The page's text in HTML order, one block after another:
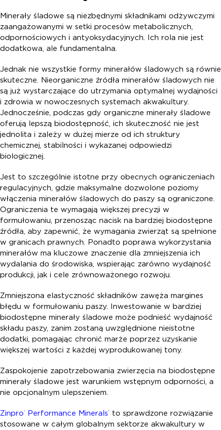
Minerały śladowe są niezbędnymi składnikami odżywczymi
zaangażowanymi w setki procesów metabolicznych,
odpornościowych i antyoksydacyjnych. Ich rola nie jest
dodatkowa, ale fundamentalna.
Jednak nie wszystkie formy minerałów śladowych są równie
skuteczne. Nieorganiczne źródła minerałów śladowych nie
są już wystarczające do utrzymania optymalnej wydajności
i zdrowia w nowoczesnych systemach akwakultury.
Jednocześnie, podczas gdy organiczne minerały śladowe
oferują lepszą biodostępność, ich skuteczność nie jest
jednolita i zależy w dużej mierze od ich struktury
chemicznej, stabilności i wykazanej odpowiedzi
biologicznej.
Jest to szczególnie istotne przy obecnych ograniczeniach
regulacyjnych, gdzie maksymalne dozwolone poziomy
włączenia minerałów śladowych do paszy są ograniczone.
Ograniczenia te wymagają większej precyzji w
formułowaniu, przenosząc nacisk na bardziej biodostępne
źródła, aby zapewnić, że wymagania zwierząt są spełnione
w granicach prawnych. Ponadto poprawa wykorzystania
minerałów ma kluczowe znaczenie dla zmniejszenia ich
wydalania do środowiska, wspierając zarówno wydajność
produkcji, jak i cele zrównoważonego rozwoju.
Zmniejszona elastyczność składników zawęża margines
błędu w formułowaniu paszy. Inwestowanie w bardziej
biodostępne minerały śladowe może podnieść wydajność
składu paszy, zanim zostaną uwzględnione nieistotne
dodatki, pomagając chronić marże poprzez uzyskanie
większej wartości z każdej wyprodukowanej tony.
Zaspokojenie zapotrzebowania zwierzęcia na biodostępne
minerały śladowe jest warunkiem wstępnym odporności, a
nie opcjonalnym ulepszeniem.
Zinpro® Performance Minerals®
to sprawdzone rozwiązanie
stosowane w całym globalnym sektorze akwakultury w